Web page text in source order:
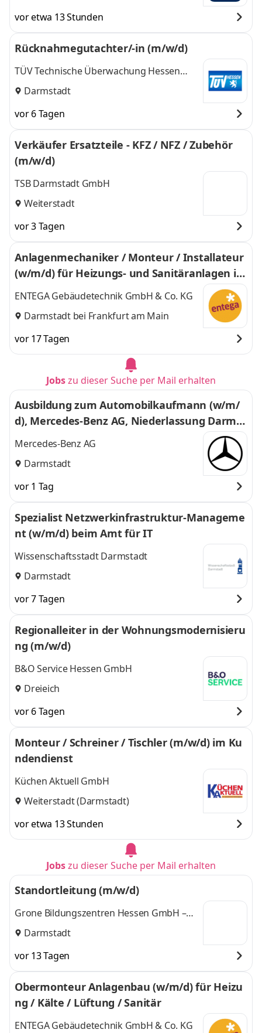
vor etwa 13 Stunden
Rücknahmegutachter/-in (m/w/d)
TÜV Technische Überwachung Hessen
GmbH
Darmstadt
vor 6 Tagen
Verkäufer Ersatzteile - KFZ / NFZ / Zubehör
(m/w/d)
TSB Darmstadt GmbH
Weiterstadt
vor 3 Tagen
Anlagenmechaniker / Monteur / Installateur
(w/m/d) für Heizungs- und Sanitäranlagen im
gewerblich / privaten Bereich
ENTEGA Gebäudetechnik GmbH & Co. KG
Darmstadt bei Frankfurt am Main
vor 17 Tagen
Jobszu dieser Suche per Mail erhalten
Ausbildung zum Automobilkaufmann (w/m/
d), Mercedes-Benz AG, Niederlassung Darmst
adt, Ausbildungsbeginn 02.08.2027
Mercedes-Benz AG
Darmstadt
vor 1 Tag
Spezialist Netzwerkinfrastruktur-Manageme
nt (w/m/d) beim Amt für IT
Wissenschaftsstadt Darmstadt
Darmstadt
vor 7 Tagen
Regionalleiter in der Wohnungsmodernisieru
ng (m/w/d)
B&O Service Hessen GmbH
Dreieich
vor 6 Tagen
Monteur / Schreiner / Tischler (m/w/d) im Ku
ndendienst
Küchen Aktuell GmbH
Weiterstadt (Darmstadt)
vor etwa 13 Stunden
Jobszu dieser Suche per Mail erhalten
Standortleitung (m/w/d)
Grone Bildungszentren Hessen GmbH –
gemeinnützig –
Darmstadt
vor 13 Tagen
Obermonteur Anlagenbau (w/m/d) für Heizu
ng / Kälte / Lüftung / Sanitär
ENTEGA Gebäudetechnik GmbH & Co. KG